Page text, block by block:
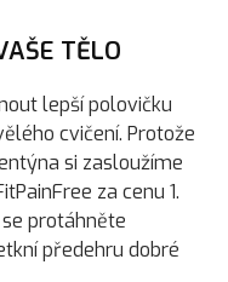
TĚLO
lepší polovičku
cvičení. Protože
si zasloužíme
za cenu 1.
protáhněte
předehru dobré